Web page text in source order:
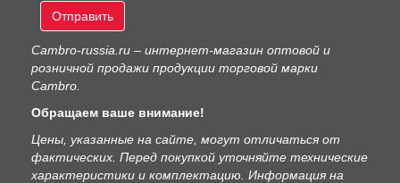
Отправить
Сambro-russia.ru – интернет-магазин оптовой и
розничной продажи продукции торговой марки
Cambro.
Обращаем ваше внимание!
Цены, указанные на сайте, могут отличаться от
фактических. Перед покупкой уточняйте технические
характеристики и комплектацию. Информация на